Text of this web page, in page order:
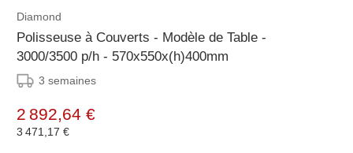
Diamond
Polisseuse à Couverts - Modèle de Table -
3000/3500 p/h - 570x550x(h)400mm
3 semaines
2 892,64 €
3 471,17 €